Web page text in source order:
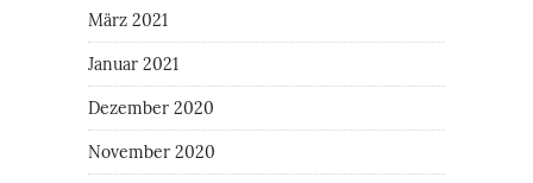
März 2021
Januar 2021
Dezember 2020
November 2020